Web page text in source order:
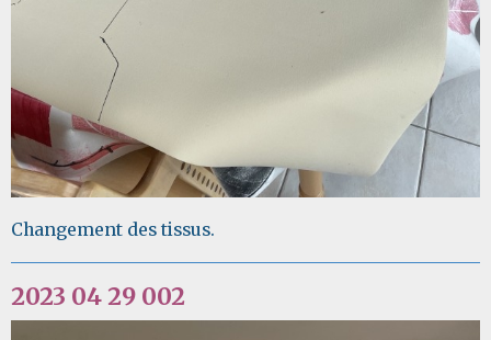
Changement des tissus.
2023 04 29 002